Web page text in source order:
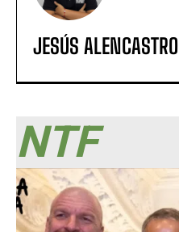
JESÚS ALENCASTRO
NTF